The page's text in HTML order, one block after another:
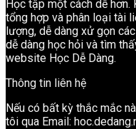
Học tập một cách dễ
tổng hợp và phân loại tài
lượng, dễ dàng xử gọn
dễ dàng học hỏi và tìm
website Học Dễ Dàng.
Thông tin liên hệ
Nếu có bất kỳ thắc mắc
tôi qua Email: